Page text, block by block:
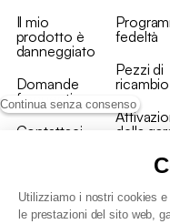
Continua senza consenso
Utilizziamo i nostri cookies
le prestazioni del sito web,
Il mio
prodotto è
danneggiato
Domande
frequenti
Contattaci
fedeltà
Pezzi di
ricambio
della